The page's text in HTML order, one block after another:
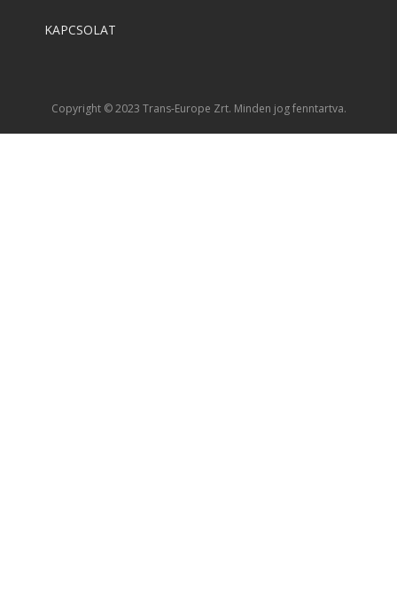
KAPCSOLAT
Copyright © 2023 Trans-Europe Zrt. Minden jog fenntartva.